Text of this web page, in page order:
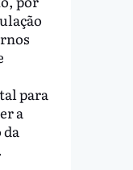
para
a